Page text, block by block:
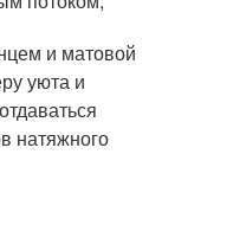
и матовой
уюта и
натяжного